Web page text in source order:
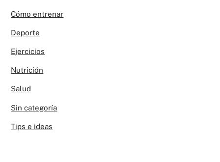
Cómo entrenar
Deporte
Ejercicios
Nutrición
Salud
Sin categoría
Tips e ideas